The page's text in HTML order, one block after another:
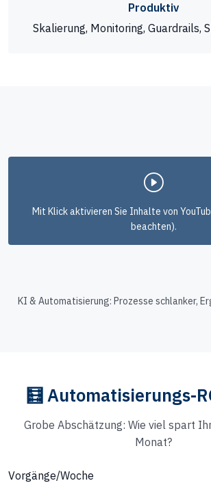
Produktiv
Skalierung, Monitoring, Guardrails,
Mit Klick aktivieren Sie Inhalte von
beachten).
KI & Automatisierung: Prozesse schlanker,
🧮 Automatisierungs-
Grobe Abschätzung: Wie viel spart
Monat?
Vorgänge/Woche